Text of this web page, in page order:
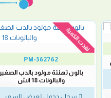
نفدت الكمية
PM-362762
بالون تهنئة مولود بالدب الصغير
والبالونات 18 انش